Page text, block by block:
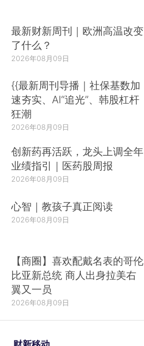
最新财新周刊｜欧洲高温改变
了什么？
2026年08月09日
{{最新周刊导播｜社保基数加
速夯实、AI“追光”、韩股杠杆
狂潮
2026年08月09日
创新药再活跃，龙头上调全年
业绩指引｜医药股周报
2026年08月09日
心智｜教孩子真正阅读
2026年08月09日
【商圈】喜欢配戴名表的哥伦
比亚新总统 商人出身拉美右
翼又一员
2026年08月09日